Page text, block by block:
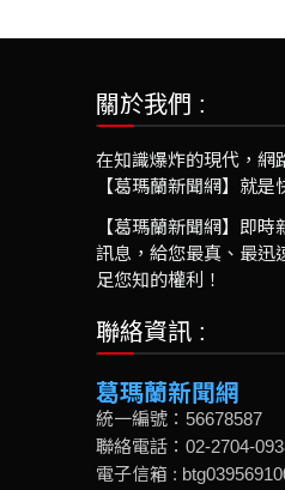
關於我們 :
在知識爆炸的現代，網
【葛瑪蘭新聞網】就是
【葛瑪蘭新聞網】即
訊息，給您最真、最迅
足您知的權利！
聯絡資訊 :
葛瑪蘭新聞網
統一編號：56678587
聯絡電話：02-2704-
電子信箱 :